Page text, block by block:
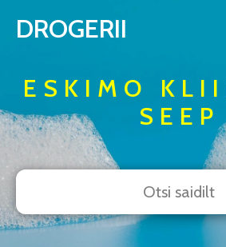
lisati ostukorvi.
DROGERII
ESKIMO
SEEP